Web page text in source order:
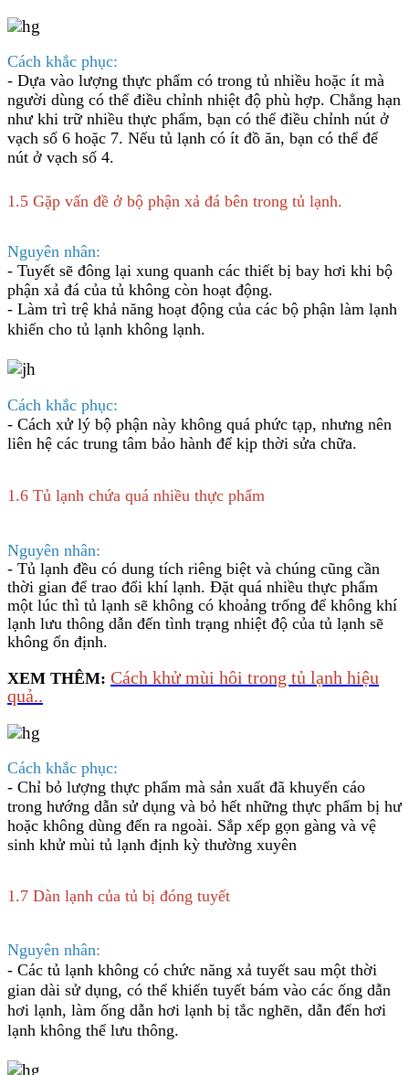
Cách khắc phục:
- Dựa vào lượng thực phẩm có trong tủ nhiều hoặc ít mà
người dùng có thể điều chỉnh nhiệt độ phù hợp. Chẳng hạn
như khi trữ nhiều thực phẩm, bạn có thể điều chỉnh nút ở
vạch số 6 hoặc 7. Nếu tủ lạnh có ít đồ ăn, bạn có thể để
nút ở vạch số 4.
1.5 Gặp vấn đề ở bộ phận xả đá bên trong tủ lạnh.
Nguyên nhân:
- Tuyết sẽ đông lại xung quanh các thiết bị bay hơi khi bộ
phận xả đá của tủ không còn hoạt động.
- Làm trì trệ khả năng hoạt động của các bộ phận làm lạnh
khiến cho tủ lạnh không lạnh.
Cách khắc phục:
- Cách xử lý bộ phận này không quá phức tạp, nhưng nên
liên hệ các trung tâm bảo hành để kịp thời sửa chữa.
1.6 Tủ lạnh chứa quá nhiều thực phẩm
Nguyên nhân:
- Tủ lạnh đều có dung tích riêng biệt và chúng cũng cần
thời gian để trao đổi khí lạnh. Đặt quá nhiều thực phẩm
một lúc thì tủ lạnh sẽ không có khoảng trống để không khí
lạnh lưu thông dẫn đến tình trạng nhiệt độ của tủ lạnh sẽ
không ổn định.
XEM THÊM: Cách khử mùi hôi trong tủ lạnh hiệu
quả..
Cách khắc phục:
- Chỉ bỏ lượng thực phẩm mà sản xuất đã khuyến cáo
trong hướng dẫn sử dụng và bỏ hết những thực phẩm bị hư
hoặc không dùng đến ra ngoài. Sắp xếp gọn gàng và vệ
sinh khử mùi tủ lạnh định kỳ thường xuyên
1.7 Dàn lạnh của tủ bị đóng tuyết
Nguyên nhân:
- Các tủ lạnh không có chức năng xả tuyết sau một thời
gian dài sử dụng, có thể khiến tuyết bám vào các ống dẫn
hơi lạnh, làm ống dẫn hơi lạnh bị tắc nghẽn, dẫn đến hơi
lạnh không thể lưu thông.